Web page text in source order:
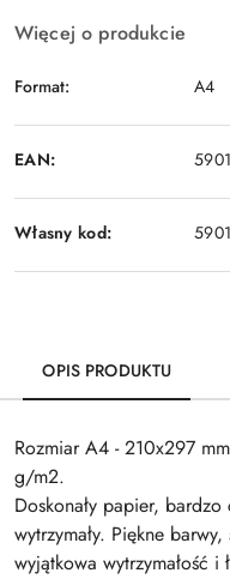
Więcej o produkcie
Format: A4
EAN:
Własny kod:
OPIS PRODUKTU
Rozmiar A4 - 210x297
g/m2.
Doskonały papier,
wytrzymały. Piękne
wyjątkowa wytrzymałość